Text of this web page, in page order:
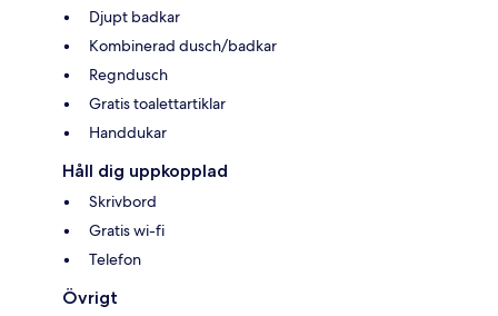
Djupt badkar
Kombinerad dusch/badkar
Regndusch
Gratis toalettartiklar
Handdukar
Håll dig uppkopplad
Skrivbord
Gratis wi-fi
Telefon
Övrigt